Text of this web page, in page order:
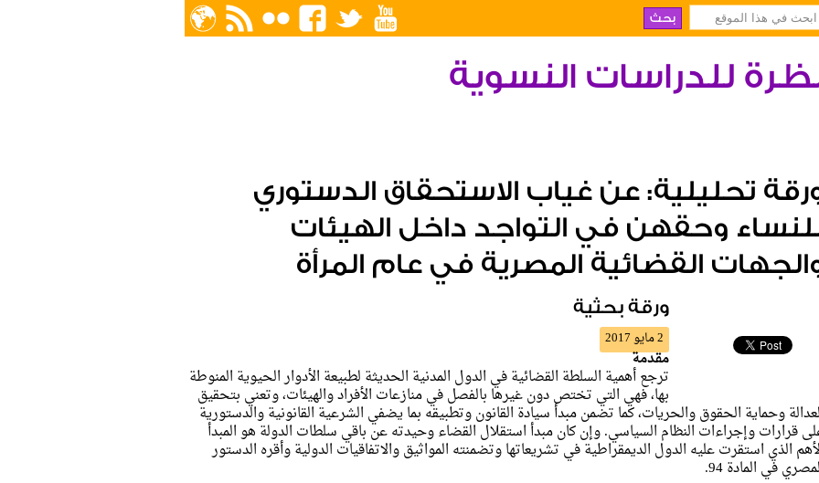
للدراسات النسوية
تحليلية: عن غياب الاستحقاق الدستوري
وحقهن في التواجد داخل الهيئات
القضائية المصرية في عام المرأة
ورقة بحثية
2 مايو 2017
مقدمة
ترجع أهمية السلطة القضائية في الدول المدنية الحديثة لطبيعة الأدوار الحيوية المنوطة
بها، فهي التي تختص دون غيرها بالفصل في منازعات الأفراد والهيئات، وتعني بتحقيق
وحماية الحقوق والحريات، كما تضمن مبدأ سيادة القانون وتطبيقه بما يضفي الشرعية القانونية والدستورية
قرارات وإجراءات النظام السياسي. وإن كان مبدأ استقلال القضاء وحيدته عن باقي سلطات الدولة هو المبدأ
الذي استقرت عليه الدول الديمقراطية في تشريعاتها وتضمنته المواثيق والاتفاقيات الدولية وأقره الدستور
في المادة 94.